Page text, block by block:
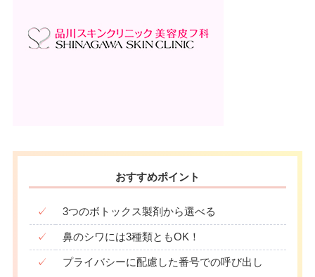
おすすめポイント
✓ 3つのボトックス製剤から選べる
✓ 鼻のシワには3種類ともOK！
✓ プライバシーに配慮した番号での呼び出し